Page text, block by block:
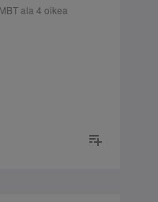
ala 4 oikea